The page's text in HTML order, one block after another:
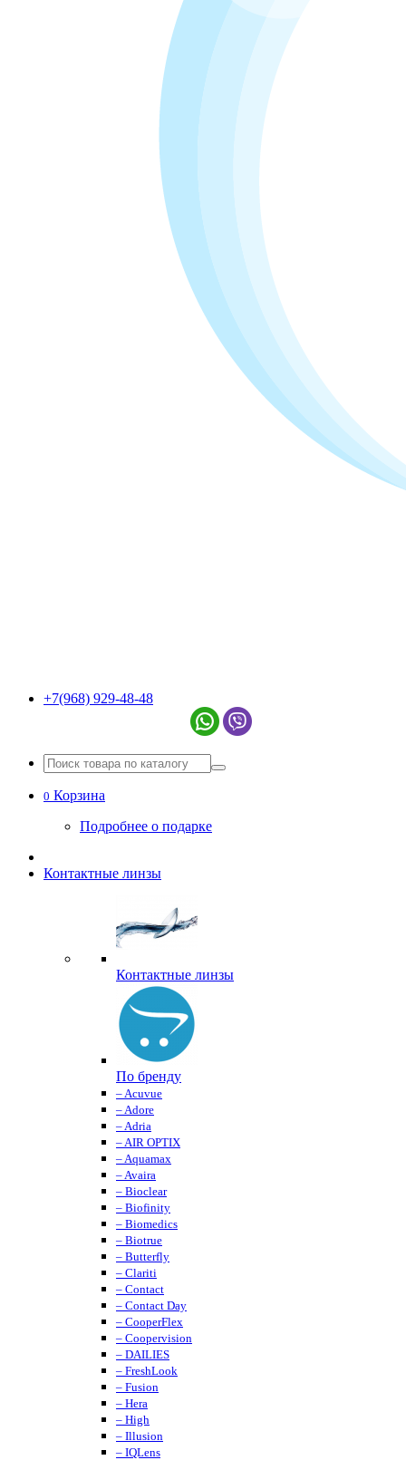
+7(968) 929-48-48
0 Корзина
Подробнее о подарке
Контактные линзы
Контактные линзы
По бренду
– Acuvue
– Adore
– Adria
– AIR OPTIX
– Aquamax
– Avaira
– Bioclear
– Biofinity
– Biomedics
– Biotrue
– Butterfly
– Clariti
– Contact
– Contact Day
– CooperFlex
– Coopervision
– DAILIES
– FreshLook
– Fusion
– Hera
– High
– Illusion
– IQLens